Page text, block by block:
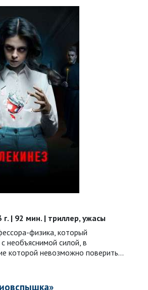
г. | 92 мин. | триллер, ужасы
физика, который
с необъяснимой силой, в
которой невозможно поверить...